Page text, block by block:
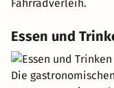
Fahrradverleih.
Essen und
Die